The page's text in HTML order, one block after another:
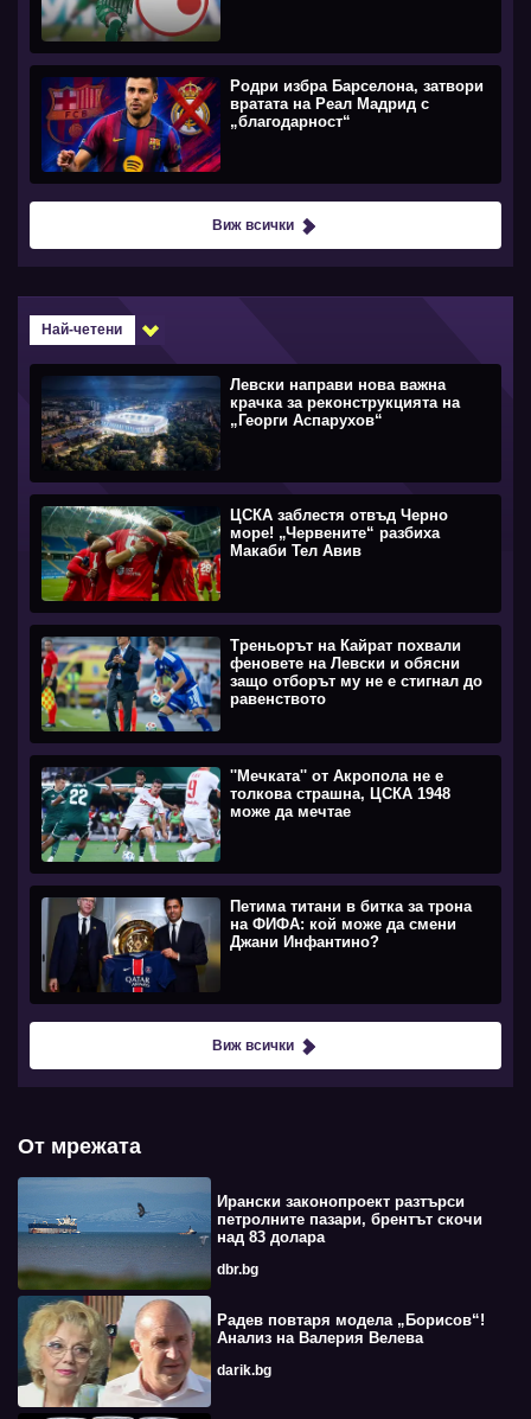
Родри избра Барселона, затвори
вратата на Реал Мадрид с
„благодарност“
Виж всички
Най-четени
Левски направи нова важна
крачка за реконструкцията на
„Георги Аспарухов“
ЦСКА заблестя отвъд Черно
море! „Червените“ разбиха
Макаби Тел Авив
Треньорът на Кайрат похвали
феновете на Левски и обясни
защо отборът му не е стигнал до
равенството
''Мечката'' от Акропола не е
толкова страшна, ЦСКА 1948
може да мечтае
Петима титани в битка за трона
на ФИФА: кой може да смени
Джани Инфантино?
Виж всички
От мрежата
Ирански законопроект разтърси
петролните пазари, брентът скочи
над 83 долара
dbr.bg
Радев повтаря модела „Борисов“!
Анализ на Валерия Велева
darik.bg